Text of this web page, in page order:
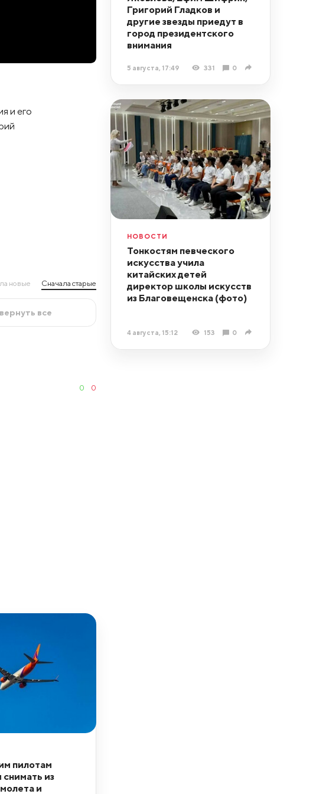
и его
новые Сначала старые
все
0 0
Григорий Гладков и
другие звезды приедут в
город президентского
внимания
5 августа, 17:49 331 0
НОВОСТИ
Тонкостям певческого
искусства учила
китайских детей
директор школы искусств
из Благовещенска (фото)
4 августа, 15:12 153 0
пилотам
снимать из
и